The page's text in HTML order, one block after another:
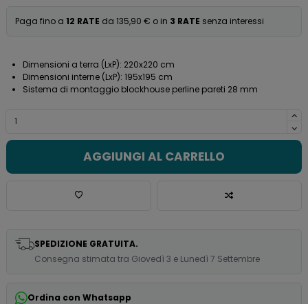
Paga fino a 12 RATE da 135,90 € o in 3 RATE senza interessi
Dimensioni a terra (LxP): 220x220 cm
Dimensioni interne (LxP): 195x195 cm
Sistema di montaggio blockhouse perline pareti 28 mm
AGGIUNGI AL CARRELLO
SPEDIZIONE GRATUITA.
Consegna stimata tra Giovedì 3 e Lunedì 7 Settembre
Ordina con Whatsapp